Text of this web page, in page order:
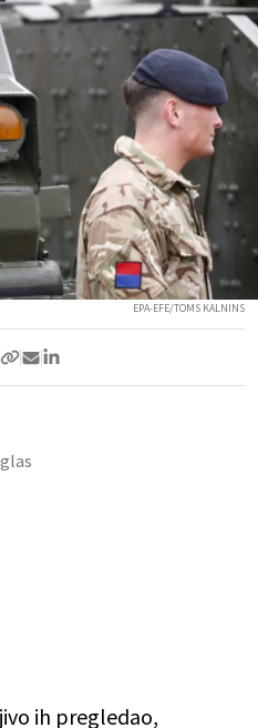
EPA-EFE/TOMS KALNINS
ih pregledao,